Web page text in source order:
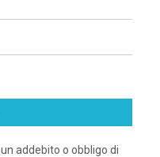
addebito o obbligo di